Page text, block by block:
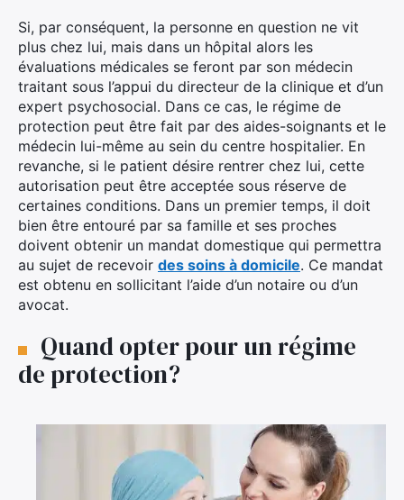
Si, par conséquent, la personne en question ne vit
plus chez lui, mais dans un hôpital alors les
évaluations médicales se feront par son médecin
traitant sous l’appui du directeur de la clinique et d’un
expert psychosocial. Dans ce cas, le régime de
protection peut être fait par des aides-soignants et le
médecin lui-même au sein du centre hospitalier. En
revanche, si le patient désire rentrer chez lui, cette
autorisation peut être acceptée sous réserve de
certaines conditions. Dans un premier temps, il doit
bien être entouré par sa famille et ses proches
doivent obtenir un mandat domestique qui permettra
au sujet de recevoir des soins à domicile. Ce mandat
est obtenu en sollicitant l’aide d’un notaire ou d’un
avocat.
Quand opter pour un régime
de protection?